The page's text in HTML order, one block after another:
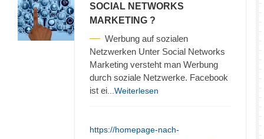
SOCIAL NETWORKS
MARKETING ?
Werbung auf sozialen
Netzwerken Unter Social Networks
Marketing versteht man Werbung
durch soziale Netzwerke. Facebook
ist ei ...Weiterlesen
https://homepage-nach-